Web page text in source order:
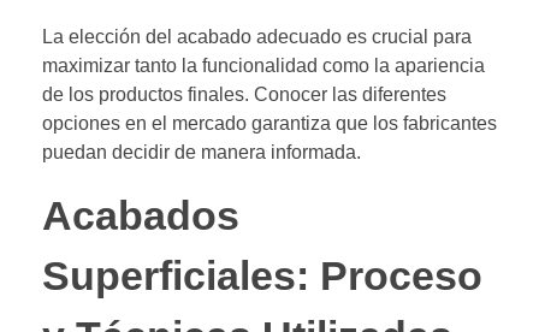
La elección del acabado adecuado es crucial para
maximizar tanto la funcionalidad como la apariencia
de los productos finales. Conocer las diferentes
opciones en el mercado garantiza que los fabricantes
puedan decidir de manera informada.
Acabados
Superficiales: Proceso